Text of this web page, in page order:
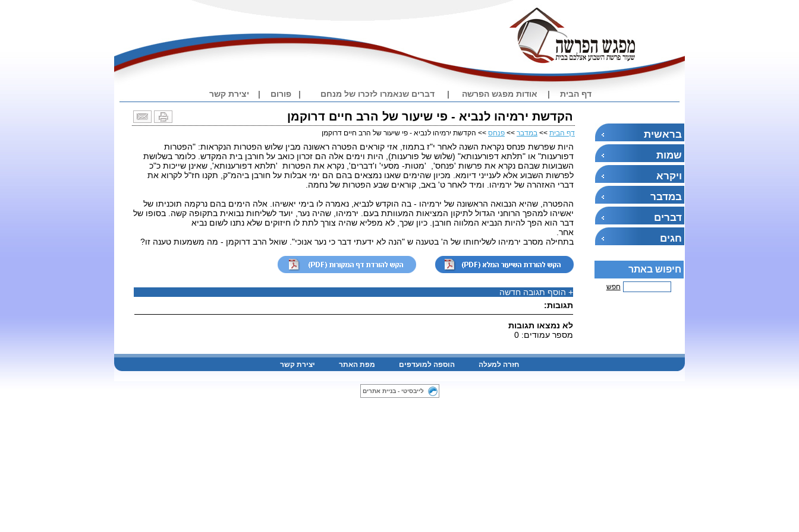
דף הבית | אודות מפגש הפרשה | דברים שנאמרו לזכרו של מנחם | פורום | יצירת קשר
בראשית
שמות
ויקרא
במדבר
דברים
חגים
חיפוש באתר
חפש
הקדשת ירמיהו לנביא - פי שיעור של הרב חיים דרוקמן
דף הבית >> במדבר >> פנחס >> הקדשת ירמיהו לנביא - פי שיעור של הרב חיים דרוקמן
היות שפרשת פנחס נקראת השנה לאחר י"ז בתמוז, אזי קוראים הפטרה ראשונה מבין שלוש הפטרות הנקראות: "הפטרות
דפורענות" או "תלתא דפורענותא" (שלוש של פורענות), היות וימים אלה הם זכרון כואב על חורבן בית המקדש. כלומר בשלושת
השבועות שבהם נקרא את פרשות 'פנחס', 'מטות- מסעי' ו'דברים', נקרא את הפטרות 'תלתא דפורענותא', שאינן שייכות כ"כ
לפרשות השבוע אלא לענייני דיומא. מכיון שהימים שאנו נמצאים בהם הם ימי אבלות על חורבן ביהמ"ק, תקנו חז"ל לקרוא את
דברי האזהרה של ירמיהו. ומיד לאחר ט' באב, קוראים שבע הפטרות של נחמה.
ההפטרה, שהיא הנבואה הראשונה של ירמיהו - בה הוקדש לנביא, נאמרה לו בימי יאשיהו. אלה הימים בהם נרקמה תוכניתו של
יאשיהו למהפך הרוחני הגדול לתיקון המציאות המעוותת בעם. ירמיהו, שהיה נער, יועד לשליחות נבואית בתקופה קשה. בסופו של
דבר הוא הפך להיות הנביא המלווה חורבן. כיון שכך, לא מפליא שהיה צורך לתת לו חיזוקים שלא נתנו לשום נביא
אחר.
בתחילה מסרב ירמיהו לשליחותו של ה' בטענה ש "הנה לא ידעתי דבר כי נער אנוכי". שואל הרב דרוקמן - מה משמעות טענה זו?
+ הוסף תגובה חדשה
תגובות:
לא נמצאו תגובות
מספר עמודים: 0
חזרה למעלה הוספה למועדפים מפת האתר יצירת קשר
לייבסיטי - בניית אתרים